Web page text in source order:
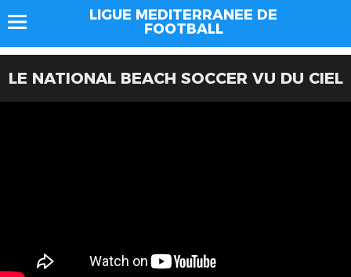
LIGUE MEDITERRANEE DE
FOOTBALL
LE NATIONAL BEACH SOCCER VU DU CIEL